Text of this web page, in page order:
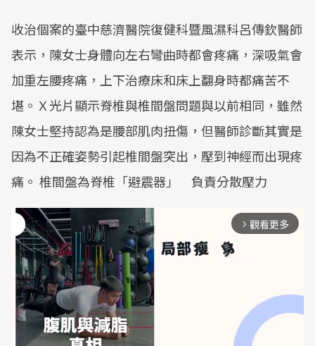
收治個案的臺中慈濟醫院復健科暨風濕科呂傳欽醫師
表示，陳女士身體向左右彎曲時都會疼痛，深吸氣會
加重左腰疼痛，上下治療床和床上翻身時都痛苦不
堪。Ｘ光片顯示脊椎與椎間盤問題與以前相同，雖然
陳女士堅持認為是腰部肌肉扭傷，但醫師診斷其實是
因為不正確姿勢引起椎間盤突出，壓到神經而出現疼
痛。 椎間盤為脊椎「避震器」 負責分散壓力
arrow_forward_ios 觀看更多